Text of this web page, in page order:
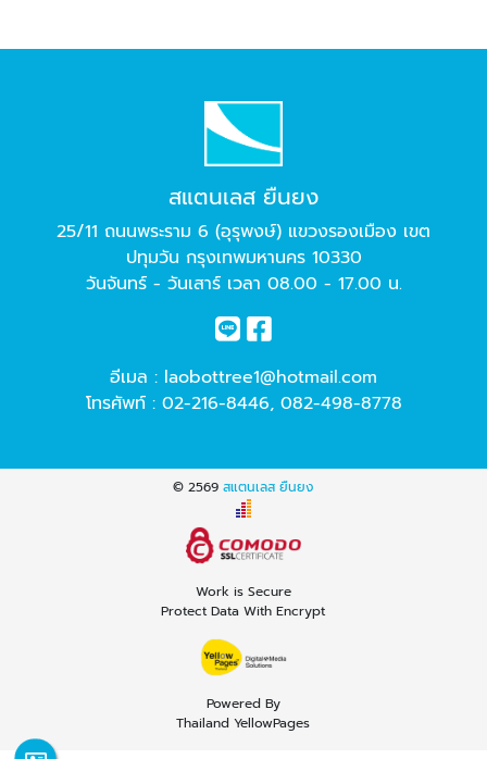
สแตนเลส ยืนยง
25/11 ถนนพระราม 6 (อุรุพงษ์) แขวงรองเมือง เขต
ปทุมวัน กรุงเทพมหานคร 10330
วันจันทร์ - วันเสาร์ เวลา 08.00 - 17.00 น.
อีเมล : laobottree1@hotmail.com
โทรศัพท์ : 02-216-8446, 082-498-8778
© 2569สแตนเลส ยืนยง
Work is Secure
Protect Data With Encrypt
Powered By
Thailand YellowPages